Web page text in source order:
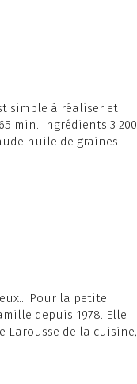
simple à réaliser et
min. Ingrédients 3 200
huile de graines
Pour la petite
depuis 1978. Elle
Larousse de la cuisine,